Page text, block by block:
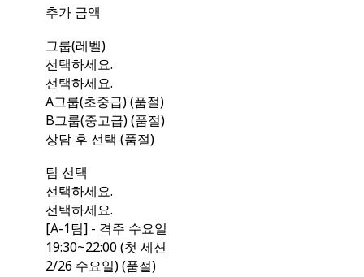
추가 금액
그룹(레벨)
선택하세요.
선택하세요.
A그룹(초중급) (품절)
B그룹(중고급) (품절)
상담 후 선택 (품절)
팀 선택
선택하세요.
선택하세요.
[A-1팀] - 격주 수요일
19:30~22:00 (첫 세션
2/26 수요일) (품절)